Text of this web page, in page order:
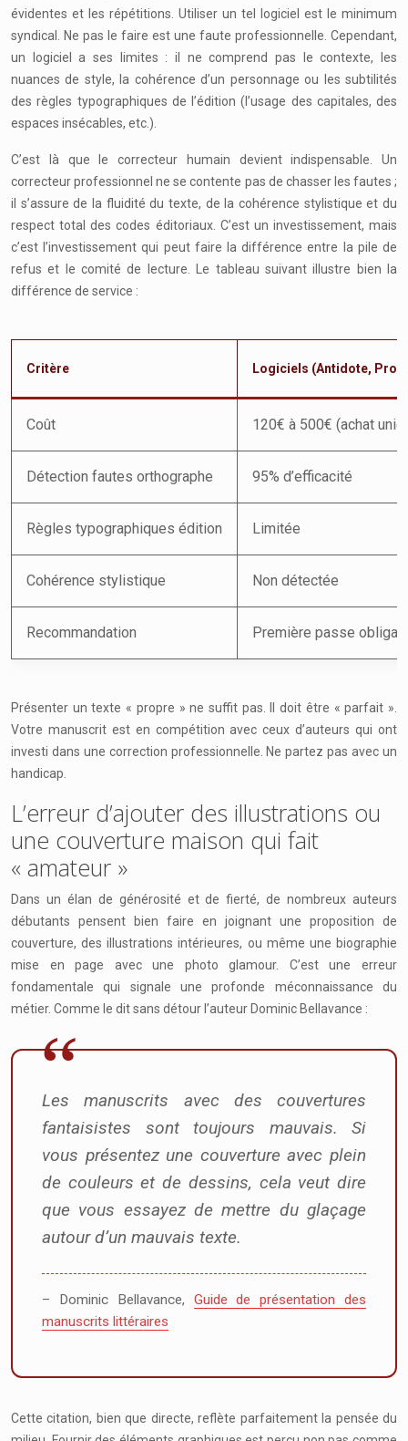
évidentes et les répétitions. Utiliser un tel logiciel est le minimum
syndical. Ne pas le faire est une faute professionnelle. Cependant,
un logiciel a ses limites : il ne comprend pas le contexte, les
nuances de style, la cohérence d’un personnage ou les subtilités
des règles typographiques de l’édition (l’usage des capitales, des
espaces insécables, etc.).
C’est là que le correcteur humain devient indispensable. Un
correcteur professionnel ne se contente pas de chasser les fautes ;
il s’assure de la fluidité du texte, de la cohérence stylistique et du
respect total des codes éditoriaux. C’est un investissement, mais
c’est l’investissement qui peut faire la différence entre la pile de
refus et le comité de lecture. Le tableau suivant illustre bien la
différence de service :
Critère Logiciels (Antidote,
Coût 120€ à 500€ (achat
Détection fautes orthographe 95% d’efficacité
Règles typographiques édition Limitée
Cohérence stylistique Non détectée
Recommandation Première passe
Présenter un texte « propre » ne suffit pas. Il doit être « parfait ».
Votre manuscrit est en compétition avec ceux d’auteurs qui ont
investi dans une correction professionnelle. Ne partez pas avec un
handicap.
L’erreur d’ajouter des illustrations ou
une couverture maison qui fait
« amateur »
Dans un élan de générosité et de fierté, de nombreux auteurs
débutants pensent bien faire en joignant une proposition de
couverture, des illustrations intérieures, ou même une biographie
mise en page avec une photo glamour. C’est une erreur
fondamentale qui signale une profonde méconnaissance du
métier. Comme le dit sans détour l’auteur Dominic Bellavance :
Les manuscrits avec des couvertures
fantaisistes sont toujours mauvais. Si
vous présentez une couverture avec plein
de couleurs et de dessins, cela veut dire
que vous essayez de mettre du glaçage
autour d’un mauvais texte.
– Dominic Bellavance, Guide de présentation des
manuscrits littéraires
Cette citation, bien que directe, reflète parfaitement la pensée du